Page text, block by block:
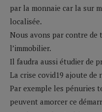
par la monnaie car la sur
localisée.
Nous avons par contre de
l’immobilier.
Il faudra aussi étudier de
La crise covid19 ajoute de
Par exemple les pénuries
peuvent amorcer ce